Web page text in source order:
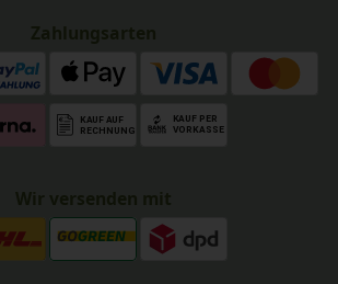
Zahlungsarten
Wir versenden mit